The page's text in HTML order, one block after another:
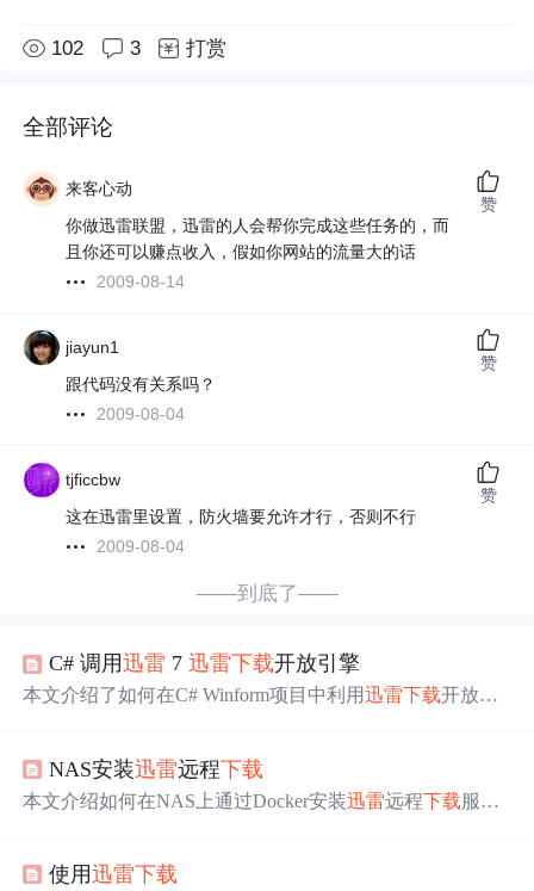
102 3 打赏
全部评论
来客心动
你做迅雷联盟，迅雷的人会帮你完成这些任务的，而
且你还可以赚点收入，假如你网站的流量大的话
2009-08-14
赞
jiayun1
跟代码没有关系吗？
2009-08-04
赞
tjficcbw
这在迅雷里设置，防火墙要允许才行，否则不行
2009-08-04
赞
——到底了——
C# 调用迅雷 7迅雷下载开放引擎
本文介绍了如何在C# Winform项目中利用迅雷下载开放引
务、查询任务状态等功能。详细函数说明和错误码定义在
相关文档中给出。
NAS安装迅雷远程下载
本文介绍如何在NAS上通过Docker安装迅雷远程下载服
雷 下载速度。
使用迅雷下载